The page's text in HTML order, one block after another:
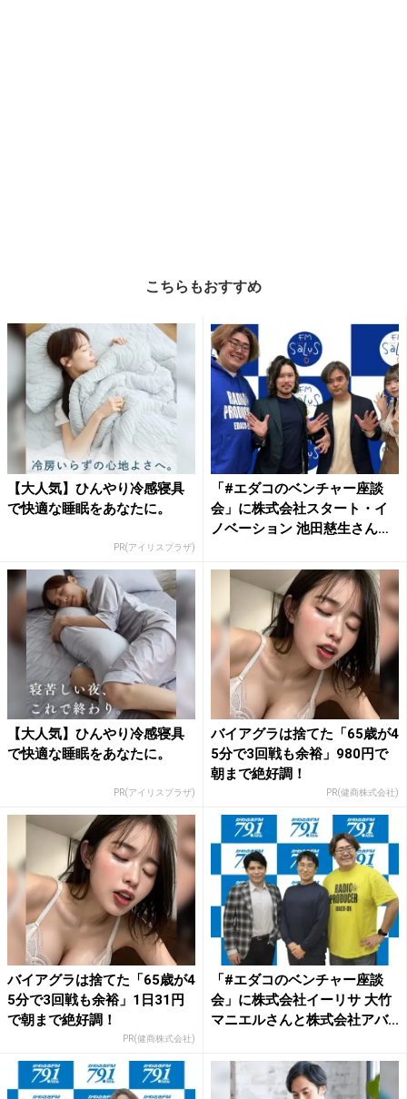
こちらもおすすめ
【大人気】ひんやり冷感寝具
で快適な睡眠をあなたに。
PR(アイリスプラザ)
「#エダコのベンチャー座談
会」に株式会社スタート・イ
ノベーション 池田慈生さん
【大人気】ひんやり冷感寝具
で快適な睡眠をあなたに。
PR(アイリスプラザ)
バイアグラは捨てた「65歳が4
5分で3回戦も余裕」980円で
朝まで絶好調！
PR(健商株式会社)
バイアグラは捨てた「65歳が4
5分で3回戦も余裕」1日31円
で朝まで絶好調！
PR(健商株式会社)
「#エダコのベンチャー座談
会」に株式会社イーリサ 大竹
マニエルさんと株式会社アバ...